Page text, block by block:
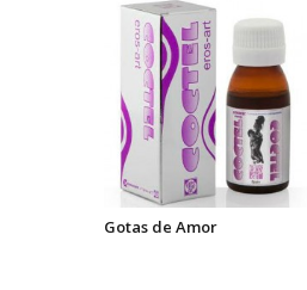
Gotas de Amor